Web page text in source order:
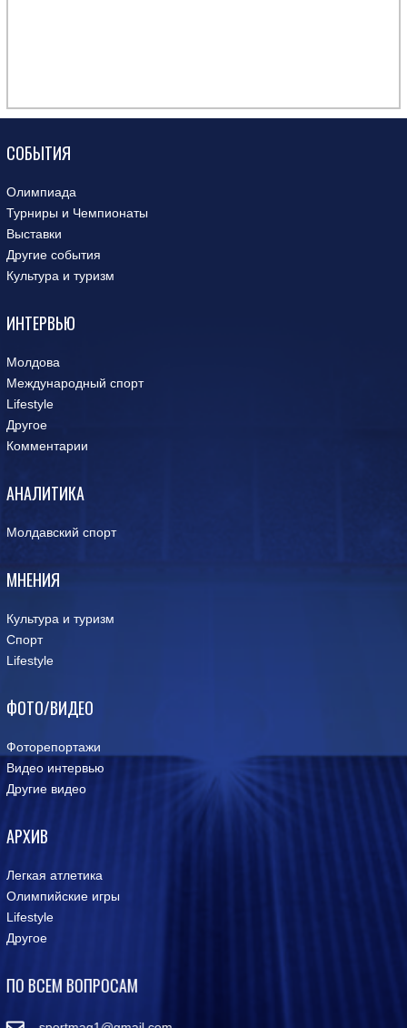
СОБЫТИЯ
Олимпиада
Турниры и Чемпионаты
Выставки
Другие события
Культура и туризм
ИНТЕРВЬЮ
Молдова
Международный спорт
Lifestyle
Другое
Комментарии
АНАЛИТИКА
Молдавский спорт
МНЕНИЯ
Культура и туризм
Спорт
Lifestyle
ФОТО/ВИДЕО
Фоторепортажи
Видео интервью
Другие видео
АРХИВ
Легкая атлетика
Олимпийские игры
Lifestyle
Другое
ПО ВСЕМ ВОПРОСАМ